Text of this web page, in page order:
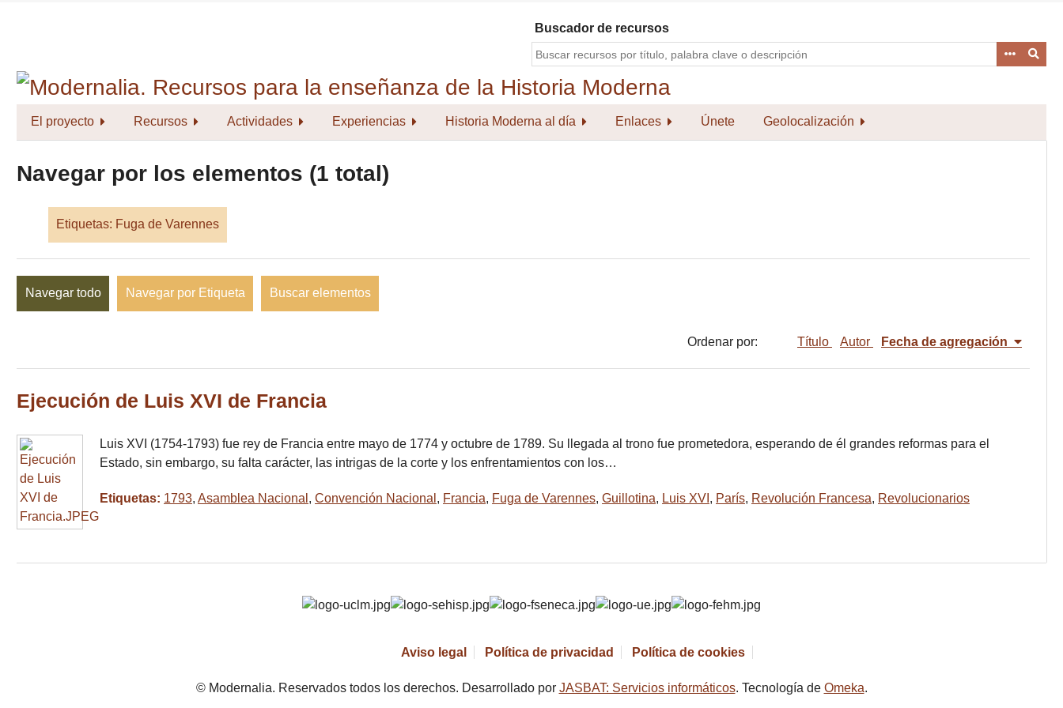
Buscador de recursos
El proyecto Recursos Actividades Experiencias Historia Moderna al día Enlaces Únete Geolocalización
Navegar por los elementos (1 total)
Etiquetas: Fuga de Varennes
Navegar todo Navegar por Etiqueta Buscar elementos
Ordenar por: Título Autor Fecha de agregación
Ejecución de Luis XVI de Francia
Luis XVI (1754-1793) fue rey de Francia entre mayo de 1774 y octubre de 1789. Su llegada al trono fue prometedora, esperando de él grandes reformas para el
Estado, sin embargo, su falta carácter, las intrigas de la corte y los enfrentamientos con los…
Etiquetas: 1793, Asamblea Nacional , Convención Nacional , Francia, Fuga de Varennes, Guillotina, Luis XVI , París, Revolución Francesa, Revolucionarios
Aviso legal Política de privacidad Política de cookies
© Modernalia. Reservados todos los derechos. Desarrollado por JASBAT: Servicios informáticos. Tecnología de Omeka.